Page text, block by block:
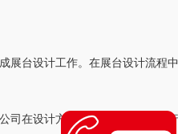
展台设计工作。在展台设计流程
司在设计方面，会有专业团队进